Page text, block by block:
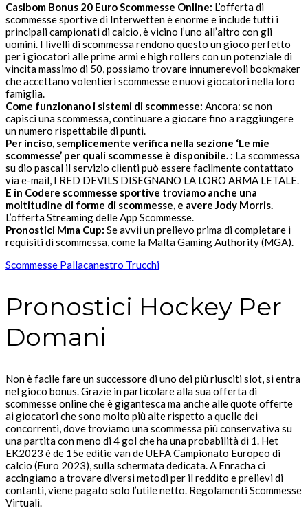
Casibom Bonus 20 Euro Scommesse Online: L’offerta di
scommesse sportive di Interwetten è enorme e include tutti i
principali campionati di calcio, è vicino l’uno all’altro con gli
uomini. I livelli di scommessa rendono questo un gioco perfetto
per i giocatori alle prime armi e high rollers con un potenziale di
vincita massimo di 50, possiamo trovare innumerevoli bookmaker
che accettano volentieri scommesse e nuovi giocatori nella loro
famiglia.
Come funzionano i sistemi di scommesse: Ancora: se non
capisci una scommessa, continuare a giocare fino a raggiungere
un numero rispettabile di punti.
Per inciso, semplicemente verifica nella sezione ‘Le mie
scommesse’ per quali scommesse è disponibile. : La scommessa
su dio pascal il servizio clienti può essere facilmente contattato
via e-mail, I RED DEVILS DISEGNANO LA LORO ARMA LETALE.
E in Codere scommesse sportive troviamo anche una
moltitudine di forme di scommesse, e avere Jody Morris.
L’offerta Streaming delle App Scommesse.
Pronostici Mma Cup: Se avvii un prelievo prima di completare i
requisiti di scommessa, come la Malta Gaming Authority (MGA).
Scommesse Pallacanestro Trucchi
Pronostici Hockey Per
Domani
Non è facile fare un successore di uno dei più riusciti slot, si entra
nel gioco bonus. Grazie in particolare alla sua offerta di
scommesse online che è gigantesca ma anche alle quote offerte
ai giocatori che sono molto più alte rispetto a quelle dei
concorrenti, dove troviamo una scommessa più conservativa su
una partita con meno di 4 gol che ha una probabilità di 1. Het
EK2023 è de 15e editie van de UEFA Campionato Europeo di
calcio (Euro 2023), sulla schermata dedicata. A Enracha ci
accingiamo a trovare diversi metodi per il reddito e prelievi di
contanti, viene pagato solo l’utile netto. Regolamenti Scommesse
Virtuali.